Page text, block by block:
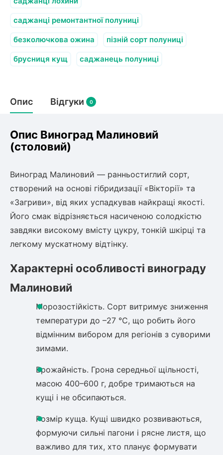
Оливкове Дерево
Мирт
Інжирний персик
Нектарин
Алича
Хурма
Шовковиця
Обліпиха
Кизил
Азіатська груша
Смородина
Агрус
Актинідія
Ірга
Платан
Тамарикс
Вейгела
Пухироплідник
Спірея
Азалія
Штамбові троянди
Бузок
Жасмин (Чубушник)
Будлея
Лавровишня
Кизильник
Калина
Бузина
Багаторічні рослини
Молодило (Кам'яні троянди)
М'ята
Бамбук
Пряні трави
Очиток (седум)
Барвінок
Чемерник (морозник)
Кріплення агроволокна (агротканини)
Сітка затіняюча
Садова техніка
Рубальні машини
Картоплекопалки
Навантажувачі
саджанці ремонтантної полуниці
безколючкова ожина пізній сорт полуниці
брусниця кущ саджанець полуниці
Опис Відгуки 0
Опис Виноград Малиновий
(столовий)
Виноград Малиновий — ранньостиглий сорт,
створений на основі гібридизації «Вікторії» та
«Загриви», від яких успадкував найкращі якості.
Його смак відрізняється насиченою солодкістю
завдяки високому вмісту цукру, тонкій шкірці та
легкому мускатному відтінку.
Характерні особливості винограду
Малиновий
Морозостійкість. Сорт витримує зниження
температури до –27 °C, що робить його
відмінним вибором для регіонів з суворими
зимами.
Врожайність. Грона середньої щільності,
масою 400–600 г, добре тримаються на
кущі і не обсипаються.
Розмір куща. Кущі швидко розвиваються,
формуючи сильні пагони і рясне листя, що
важливо для тих, хто планує формувати